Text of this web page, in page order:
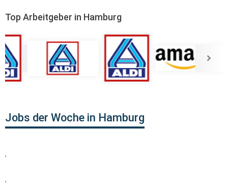
Top Arbeitgeber in Hamburg
Jobs der Woche in Hamburg
,
,